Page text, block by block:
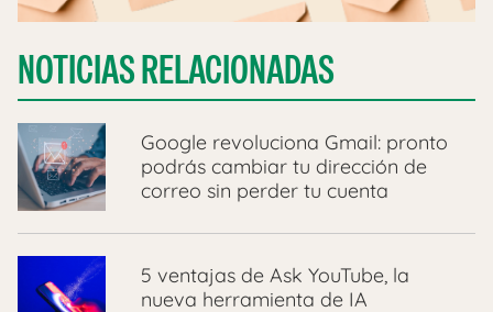
NOTICIAS RELACIONADAS
Google revoluciona Gmail: pronto
podrás cambiar tu dirección de
correo sin perder tu cuenta
5 ventajas de Ask YouTube, la
nueva herramienta de IA